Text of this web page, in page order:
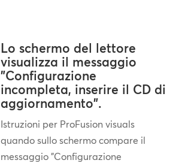
Lo schermo del lettore
visualizza il messaggio
"Configurazione
incompleta, inserire il CD di
aggiornamento".
Istruzioni per ProFusion visuals
quando sullo schermo compare il
messaggio "Configurazione